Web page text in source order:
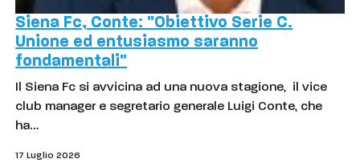
Siena Fc, Conte: "Obiettivo Serie C.
Unione ed entusiasmo saranno
fondamentali"
Il Siena Fc si avvicina ad una nuova stagione, il vice
club manager e segretario generale Luigi Conte, che
ha…
17 Luglio 2026